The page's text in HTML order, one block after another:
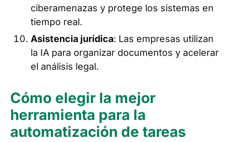
ciberamenazas y protege los sistemas en
tiempo real.
Asistencia jurídica: Las empresas utilizan
la IA para organizar documentos y acelerar
el análisis legal.
Cómo elegir la mejor
herramienta para la
automatización de tareas